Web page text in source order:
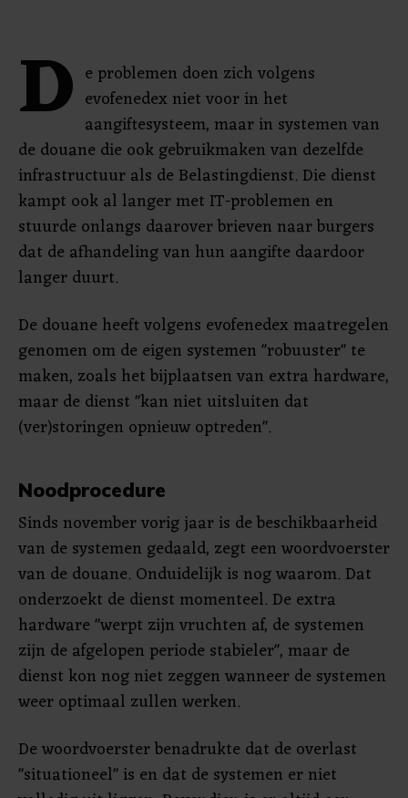
D e problemen doen zich volgens
evofenedex niet voor in het
aangiftesysteem, maar in systemen van
de douane die ook gebruikmaken van dezelfde
infrastructuur als de Belastingdienst. Die dienst
kampt ook al langer met IT-problemen en
stuurde onlangs daarover brieven naar burgers
dat de afhandeling van hun aangifte daardoor
langer duurt.
De douane heeft volgens evofenedex maatregelen
genomen om de eigen systemen "robuuster" te
maken, zoals het bijplaatsen van extra hardware,
maar de dienst "kan niet uitsluiten dat
(ver)storingen opnieuw optreden".
Noodprocedure
Sinds november vorig jaar is de beschikbaarheid
van de systemen gedaald, zegt een woordvoerster
van de douane. Onduidelijk is nog waarom. Dat
onderzoekt de dienst momenteel. De extra
hardware "werpt zijn vruchten af, de systemen
zijn de afgelopen periode stabieler", maar de
dienst kon nog niet zeggen wanneer de systemen
weer optimaal zullen werken.
De woordvoerster benadrukte dat de overlast
"situationeel" is en dat de systemen er niet